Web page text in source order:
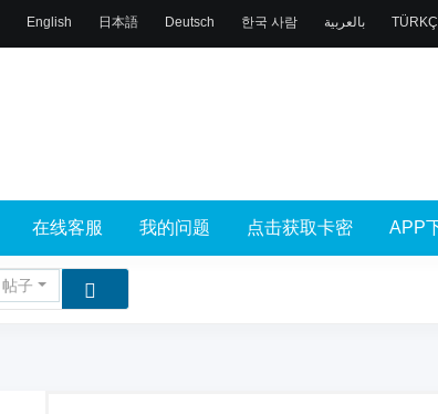
English 日本語 Deutsch 한국 사람 بالعربية
在线客服 我的问题 点击获取卡密 APP
帖子